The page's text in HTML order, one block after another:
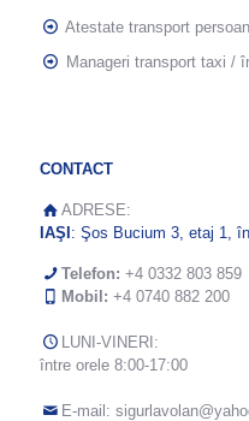
Atestate transport
Manageri transport taxi /
CONTACT
ADRESE:
IAŞI : Şos Bucium 3, etaj 1,
Telefon: +4 0332 803 859
Mobil: +4 0740 882 200
LUNI-VINERI:
între orele 8:00-17:00
E-mail: